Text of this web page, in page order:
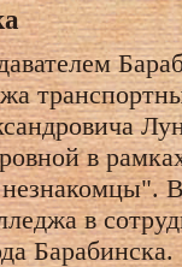
в
в
Барабинска.